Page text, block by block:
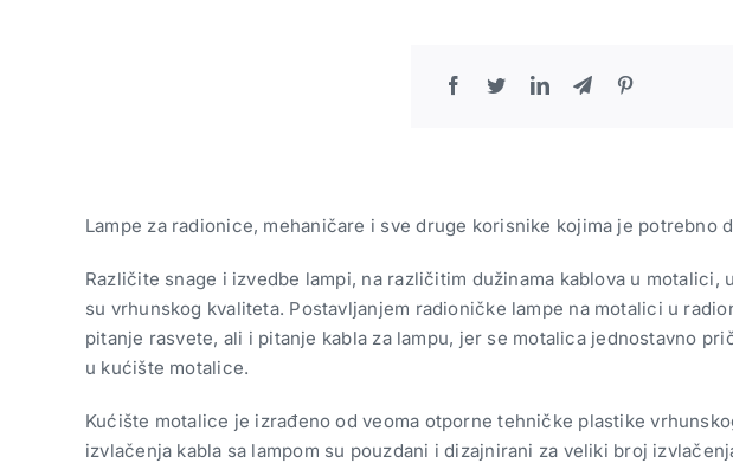
Lampe za radionice, mehaničare i sve druge korisnike kojima je potrebno
Različite snage i izvedbe lampi, na različitim dužinama kablova u
su vrhunskog kvaliteta. Postavljanjem radioničke lampe na motalici u
pitanje rasvete, ali i pitanje kabla za lampu, jer se motalica jednostavno
u kućište motalice.
Kućište motalice je izrađeno od veoma otporne tehničke plastike
izvlačenja kabla sa lampom su pouzdani i dizajnirani za veliki broj